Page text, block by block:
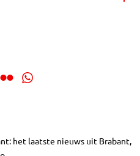
het laatste nieuws uit Brabant,